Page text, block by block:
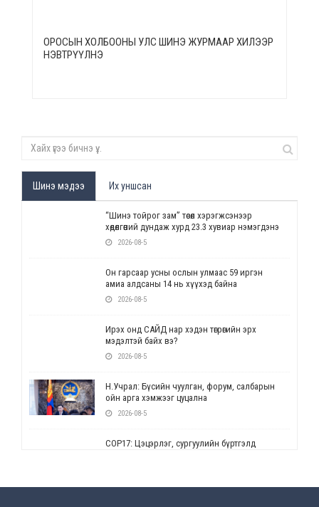
ОРОСЫН ХОЛБООНЫ УЛС ШИНЭ ЖУРМААР ХИЛЭЭР
НЭВТРҮҮЛНЭ
Шинэ мэдээ Их уншсан
“Шинэ тойрог зам” төсөл хэрэгжсэнээр
хөдөлгөөний дундаж хурд 23.3 хувиар нэмэгдэнэ
2026-08-5
Он гарсаар усны ослын улмаас 59 иргэн
амиа алдсаны 14 нь хүүхэд байна
2026-08-5
Ирэх онд САЙД нар хэдэн төгрөгийн эрх
мэдэлтэй байх вэ?
2026-08-5
Н.Учрал: Бүсийн чуулган, форум, салбарын
ойн арга хэмжээг цуцална
2026-08-5
СОР17: Цэцэрлэг, сургуулийн бүртгэлд